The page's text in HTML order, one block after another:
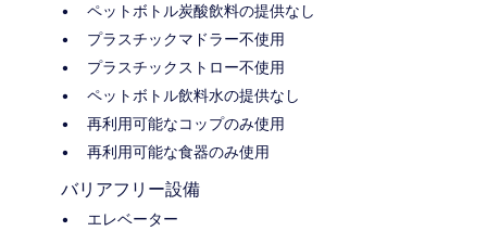
ペットボトル炭酸飲料の提供なし
プラスチックマドラー不使用
プラスチックストロー不使用
ペットボトル飲料水の提供なし
再利用可能なコップのみ使用
再利用可能な食器のみ使用
バリアフリー設備
エレベーター